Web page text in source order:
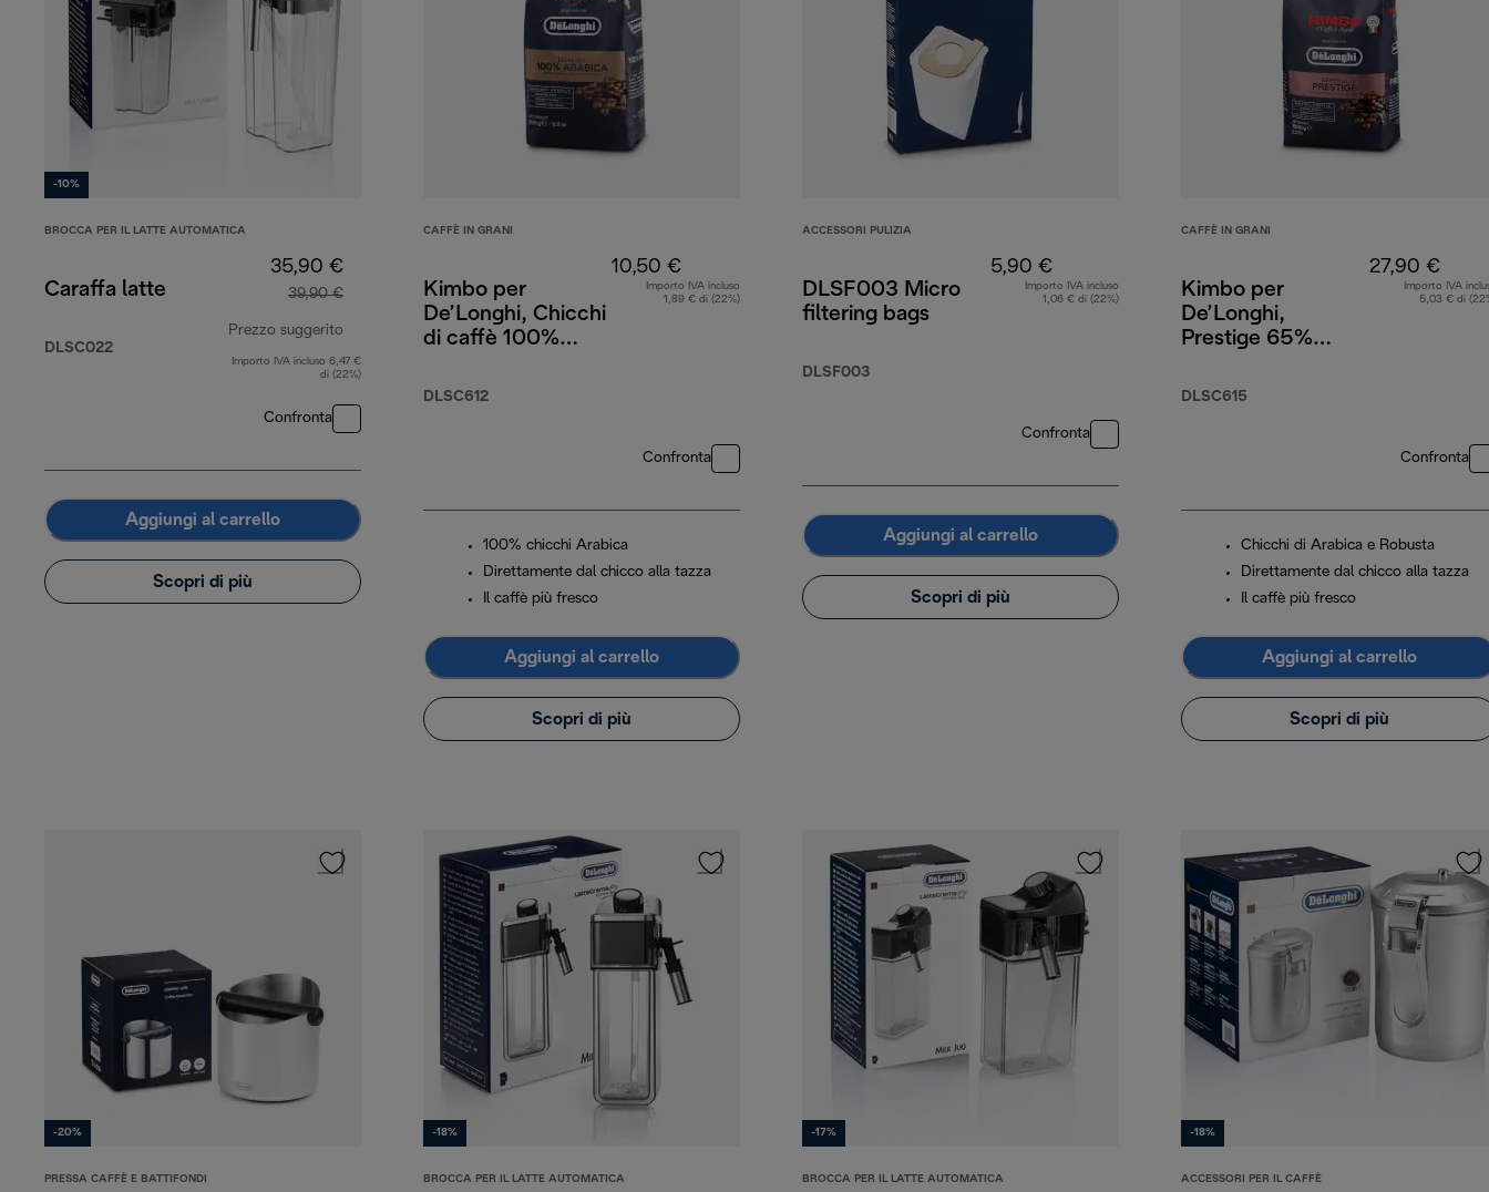
-10%
BROCCA PER IL LATTE AUTOMATICA
Caraffa latte
DLSC022
35,90 €
39,90 €
Prezzo suggerito
prezzo originale 39,90 €
Importo IVA incluso 6,47 €
di (22%)
Confronta
Aggiungi al carrello
Scopri di più
CAFFÈ IN GRANI
Kimbo per
De’Longhi, Chicchi
di caffè 100%
DLSC612
10,50 €
Importo IVA incluso
1,89 € di (22%)
Confronta
100% chicchi Arabica
Direttamente dal chicco alla tazza
Il caffè più fresco
Aggiungi al carrello
Scopri di più
ACCESSORI PULIZIA
DLSF003 Micro
filtering bags
DLSF003
5,90 €
Importo IVA incluso
1,06 € di (22%)
Confronta
Aggiungi al carrello
Scopri di più
CAFFÈ IN GRANI
Kimbo per
De’Longhi,
Prestige 65%
Robusta, 1 kg
DLSC615
27,90 €
Importo IVA
5,03 € di
Confronta
Chicchi di Arabica e Robusta
Direttamente dal chicco alla tazza
Il caffè più fresco
Aggiungi al carrello
Scopri di più
-20%
PRESSA CAFFÈ E BATTIFONDI
-18%
BROCCA PER IL LATTE AUTOMATICA
-17%
BROCCA PER IL LATTE AUTOMATICA
-18%
ACCESSORI PER IL CAFFÈ